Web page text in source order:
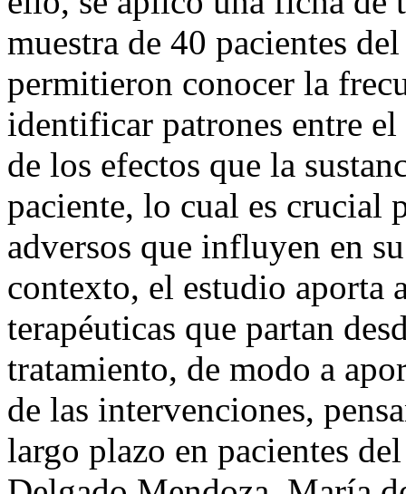
muestra de 40 pacientes
permitieron conocer la
identificar patrones entre
de los efectos que la
paciente, lo cual es crucial
adversos que influyen en
contexto, el estudio aporta
terapéuticas que partan
tratamiento, de modo a
de las intervenciones,
largo plazo en pacientes